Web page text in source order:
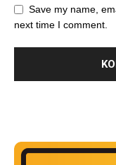
Save my name,
next time I comment.